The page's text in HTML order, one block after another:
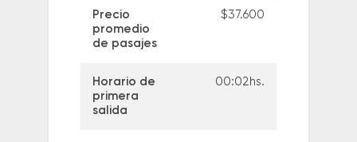
Precio
promedio
de pasajes
$37.600
Horario de
primera
salida
00:02hs.